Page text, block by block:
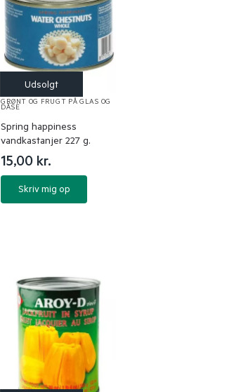
GRØNT OG FRUGT PÅ GLAS OG
DÅSE
Spring happiness
vandkastanjer 227 g.
15,00 kr.
Skriv mig op